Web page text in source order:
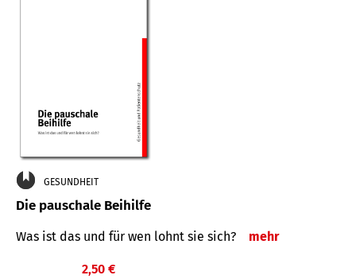
GESUNDHEIT
Die pauschale Beihilfe
Was ist das und für wen lohnt sie sich? mehr
2,50 €